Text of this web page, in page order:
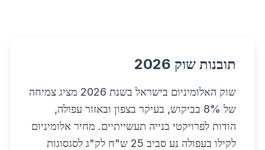
תובנות שוק 2026
שוק האלומיניום בישראל בשנת 2026 מציג צמיחה
של 8% בביקוש, בעיקר בצפון ובאזור עפולה,
הודות לפרויקטי בנייה תעשייתיים. מחיר אלומיניום
לקילו בעפולה נע סביב 25 ש"ח לק"ג לסגסוגות